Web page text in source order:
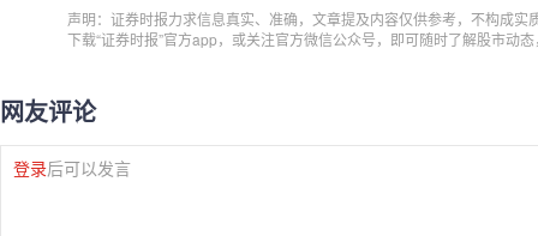
声明：证券时报力求信息真实、准确，文章提及内容仅供参考，不构成实
下载“证券时报”官方app，或关注官方微信公众号，即可随时了解股市动
网友评论
登录后可以发言